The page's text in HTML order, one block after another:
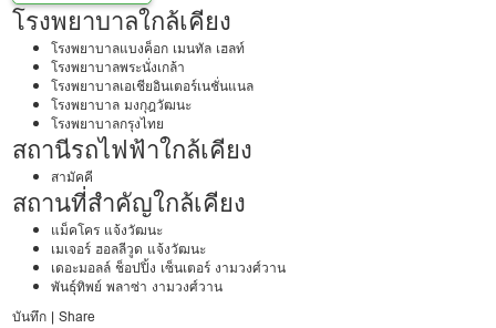
โรงพยาบาลใกล้เคียง
โรงพยาบาลแบงค็อก เมนทัล เฮลท์
โรงพยาบาลพระนั่งเกล้า
โรงพยาบาลเอเชียอินเตอร์เนชั่นแนล
โรงพยาบาล มงกุฎวัฒนะ
โรงพยาบาลกรุงไทย
สถานีรถไฟฟ้าใกล้เคียง
สามัคคี
สถานที่สำคัญใกล้เคียง
แม็คโคร แจ้งวัฒนะ
เมเจอร์ ฮอลลีวูด แจ้งวัฒนะ
เดอะมอลล์ ช็อปปิ้ง เซ็นเตอร์ งามวงศ์วาน
พันธุ์ทิพย์ พลาซ่า งามวงศ์วาน
บันทึก | Share